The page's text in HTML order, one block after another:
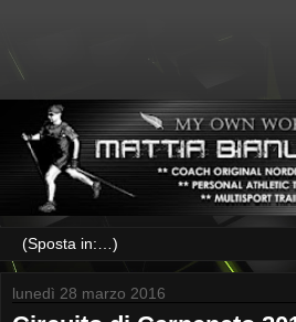
lunedì 28 marzo 2016